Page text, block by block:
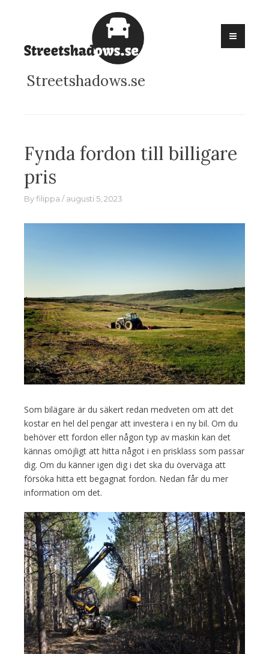
content
Streetshadows.se
Fynda fordon till billigare
pris
Byfilippa augusti 5, 2023
Som bilägare är du säkert redan medveten om att det
kostar en hel del pengar att investera i en ny bil. Om du
behöver ett fordon eller någon typ av maskin kan det
kännas omöjligt att hitta något i en prisklass som passar
dig. Om du känner igen dig i det ska du överväga att
försöka hitta ett begagnat fordon. Nedan får du mer
information om det.